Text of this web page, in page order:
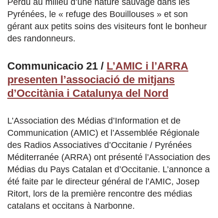
Perdu au milieu d’une nature sauvage dans les
Pyrénées, le « refuge des Bouillouses » et son
gérant aux petits soins des visiteurs font le bonheur
des randonneurs.
Communicacio 21 / L’AMIC i l’ARRA
presenten l’associació de mitjans
d’Occitània i Catalunya del Nord
L’Association des Médias d’Information et de
Communication (AMIC) et l’Assemblée Régionale
des Radios Associatives d’Occitanie / Pyrénées
Méditerranée (ARRA) ont présenté l’Association des
Médias du Pays Catalan et d’Occitanie. L’annonce a
été faite par le directeur général de l’AMIC, Josep
Ritort, lors de la première rencontre des médias
catalans et occitans à Narbonne.